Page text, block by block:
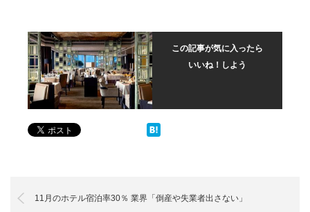
この記事が気に入ったら
いいね！しよう
11月のホテル宿泊率30％ 業界「倒産や失業者出さない」